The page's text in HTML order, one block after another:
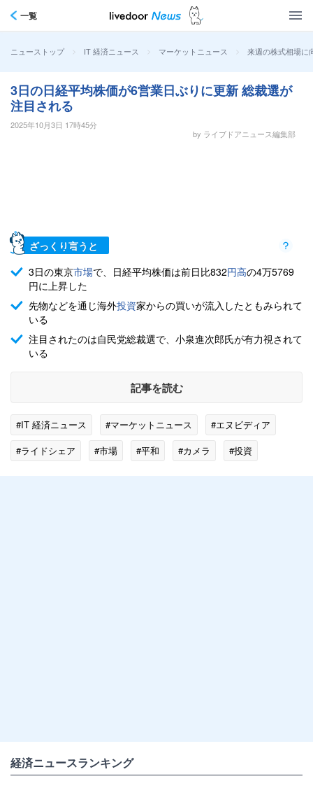
一覧
ニューストップ > IT 経済ニュース > マーケットニュース > 来週の株式相場に
3日の日経平均株価が6営業日ぶりに更新 総裁選が
注目される
2025年10月3日 17時45分
by ライブドアニュース編集部
ざっくり言うと
3日の東京市場で、日経平均株価は前日比832円高の4万5769
円に上昇した
先物などを通じ海外投資家からの買いが流入したともみられて
いる
注目されたのは自民党総裁選で、小泉進次郎氏が有力視されて
いる
記事を読む
#IT 経済ニュース #マーケットニュース
#エヌビディア
#ライドシェア
#市場 #平和 #カメラ
#投資
経済ニュースランキング